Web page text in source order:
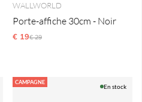
WALLWORLD
Porte-affiche 30cm - Noir
€ 19Prix régulier:
€ 29
CAMPAGNE
En stock